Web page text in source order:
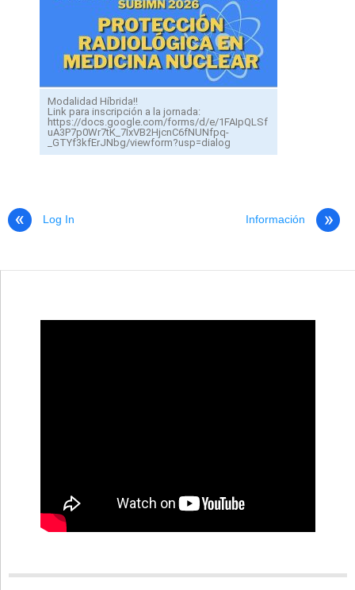
Modalidad Híbrida!!
Link para inscripción a la jornada:
https://docs.google.com/forms/d/e/1FAIpQLSf
uA3P7p0Wr7tK_7IxVB2HjcnC6fNUNfpq-
_GTYf3kfErJNbg/viewform?usp=dialog
Log In Información